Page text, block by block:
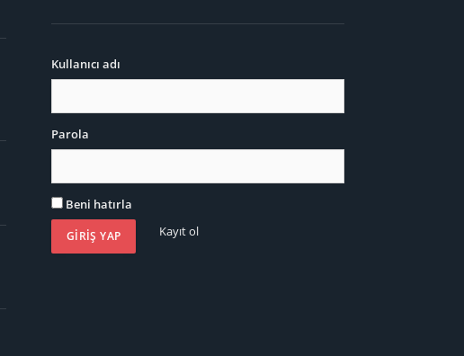
Kullanıcı adı
Parola
Beni hatırla
Kayıt ol